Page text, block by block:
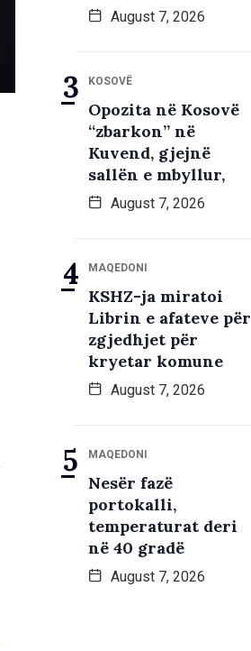
August 7, 2026
KOSOVË
Opozita në Kosovë
“zbarkon” në
Kuvend, gjejnë
sallën e mbyllur,
August 7, 2026
MAQEDONI
KSHZ-ja miratoi
Librin e afateve për
zgjedhjet për
kryetar komune
August 7, 2026
MAQEDONI
Nesër fazë
portokalli,
temperaturat deri
në 40 gradë
August 7, 2026